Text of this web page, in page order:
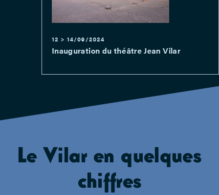
12 > 14/09/2024
Inauguration du théâtre Jean Vilar
Le Vilar en quelques
chiffres